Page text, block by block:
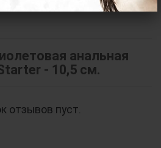
анальная
- 10,5 см.
отзывов пуст.